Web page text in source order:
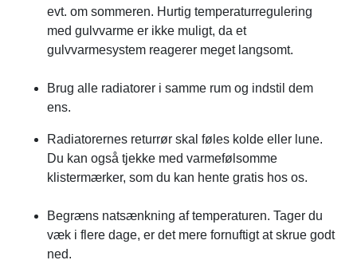
evt. om sommeren. Hurtig temperaturregulering
med gulvvarme er ikke muligt, da et
gulvvarmesystem reagerer meget langsomt.
Brug alle radiatorer i samme rum og indstil dem
ens.
Radiatorernes returrør skal føles kolde eller lune.
Du kan også tjekke med varmefølsomme
klistermærker, som du kan hente gratis hos os.
Begræns natsænkning af temperaturen. Tager du
væk i flere dage, er det mere fornuftigt at skrue godt
ned.